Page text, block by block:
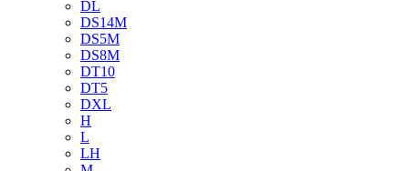
DL
DS14M
DS5M
DS8M
DT10
DT5
DXL
H
L
LH